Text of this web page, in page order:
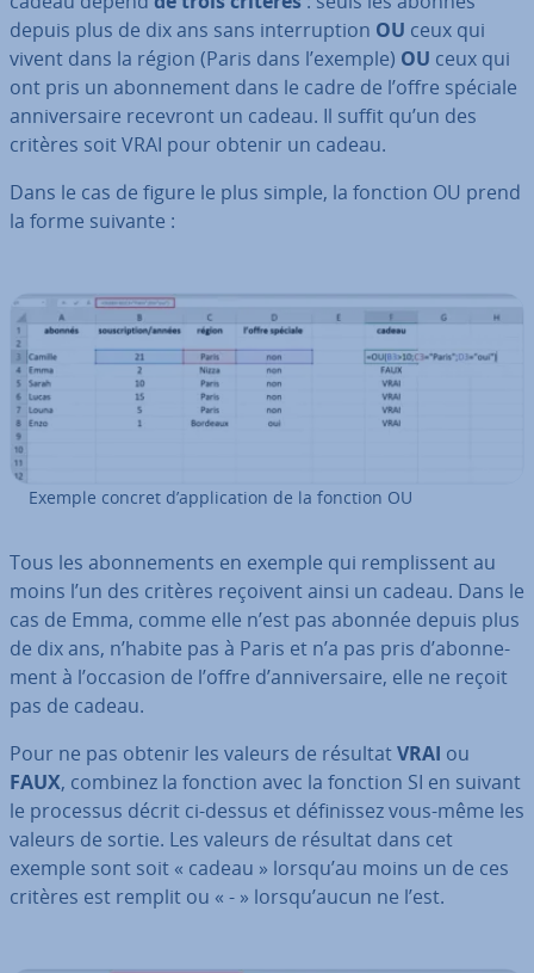
depuis plus de dix ans sans in­ter­rup­tion OU ceux qui
vivent dans la région (Paris dans l’exemple) OU ceux qui
ont pris un abon­ne­ment dans le cadre de l’offre spéciale
an­ni­ver­saire recevront un cadeau. Il suffit qu’un des
critères soit VRAI pour obtenir un cadeau.
Dans le cas de figure le plus simple, la fonction OU prend
la forme suivante :
Exemple concret d’ap­pli­ca­tion de la fonction OU
Tous les abon­ne­ments en exemple qui rem­plis­sent au
moins l’un des critères reçoivent ainsi un cadeau. Dans le
cas de Emma, comme elle n’est pas abonnée depuis plus
de dix ans, n’habite pas à Paris et n’a pas pris d’abon­ne­
ment à l’occasion de l’offre d’an­ni­ver­saire, elle ne reçoit
pas de cadeau.
Pour ne pas obtenir les valeurs de résultatVRAI ou
FAUX, combinez la fonction avec la fonction SI en suivant
le processus décrit ci-dessus et dé­fi­nis­sez vous-même les
valeurs de sortie. Les valeurs de résultat dans cet
exemple sont soit « cadeau » lorsqu’au moins un de ces
critères est remplit ou « - » lorsqu’aucun ne l’est.